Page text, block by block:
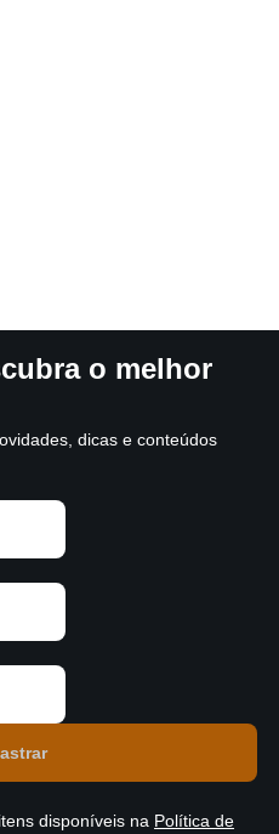
o melhor
dicas e conteúdos
disponíveis na Política de